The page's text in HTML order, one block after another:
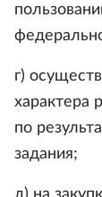
г)
характера
по
задания;